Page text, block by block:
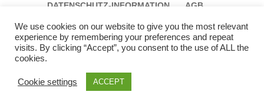
DATENSCHUTZ-INFORMATION
AGB
Öffungszeiten: Sonntag: 14:00 bis 17:00 Montag:
12:00 bis 15:00
We use cookies on our website to give you the most relevant
experience by remembering your preferences and repeat
visits. By clicking “Accept”, you consent to the use of ALL the
cookies.
Cookie settings ACCEPT